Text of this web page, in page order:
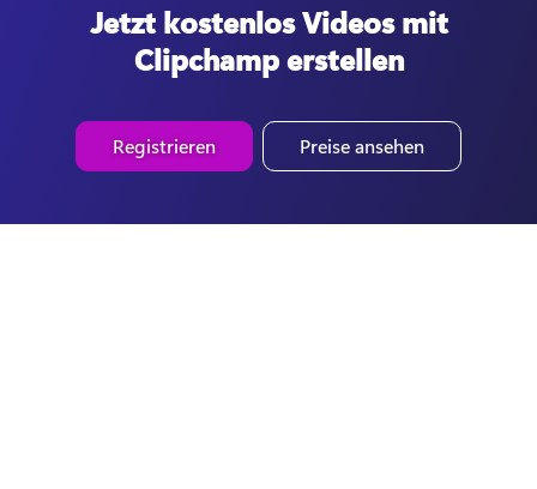
Jetzt kostenlos Videos mit
Clipchamp erstellen
Registrieren Preise ansehen